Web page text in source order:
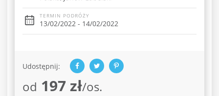
TERMIN PODRÓŻY
13/02/2022 - 14/02/2022
Udostępnij:
od 197 zł/os.